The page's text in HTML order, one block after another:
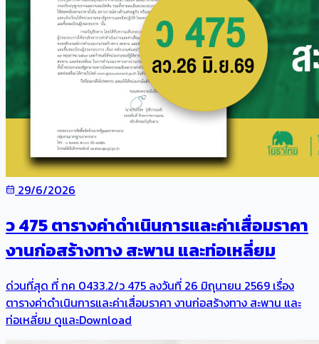
29/6/2026
ว 475 ตารางค่าดำเนินการและค่าเสื่อมราคา
งานก่อสร้างทาง สะพาน และท่อเหลี่ยม
ด่วนที่สุด ที่ กค 0433.2/ว 475 ลงวันที่ 26 มิถุนายน 2569 เรื่อง
ตารางค่าดำเนินการและค่าเสื่อมราคา งานก่อสร้างทาง สะพาน และ
ท่อเหลี่ยม ดูและDownload